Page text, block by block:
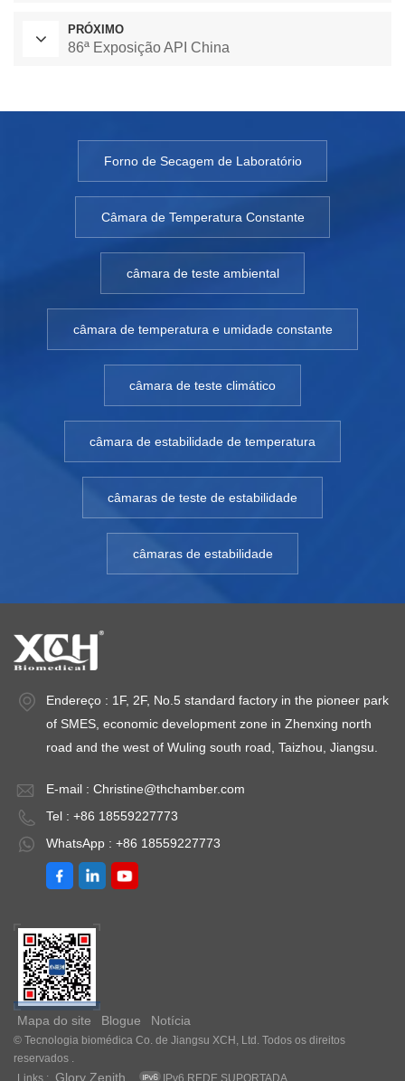
PRÓXIMO
86ª Exposição API China
Forno de Secagem de Laboratório
Câmara de Temperatura Constante
câmara de teste ambiental
câmara de temperatura e umidade constante
câmara de teste climático
câmara de estabilidade de temperatura
câmaras de teste de estabilidade
câmaras de estabilidade
Endereço : 1F, 2F, No.5 standard factory in the pioneer park
of SMES, economic development zone in Zhenxing north
road and the west of Wuling south road, Taizhou, Jiangsu.
E-mail : Christine@thchamber.com
Tel : +86 18559227773
WhatsApp : +86 18559227773
Mapa do site Blogue Notícia
© Tecnologia biomédica Co. de Jiangsu XCH, Ltd. Todos os direitos
reservados .
Glory Zenith